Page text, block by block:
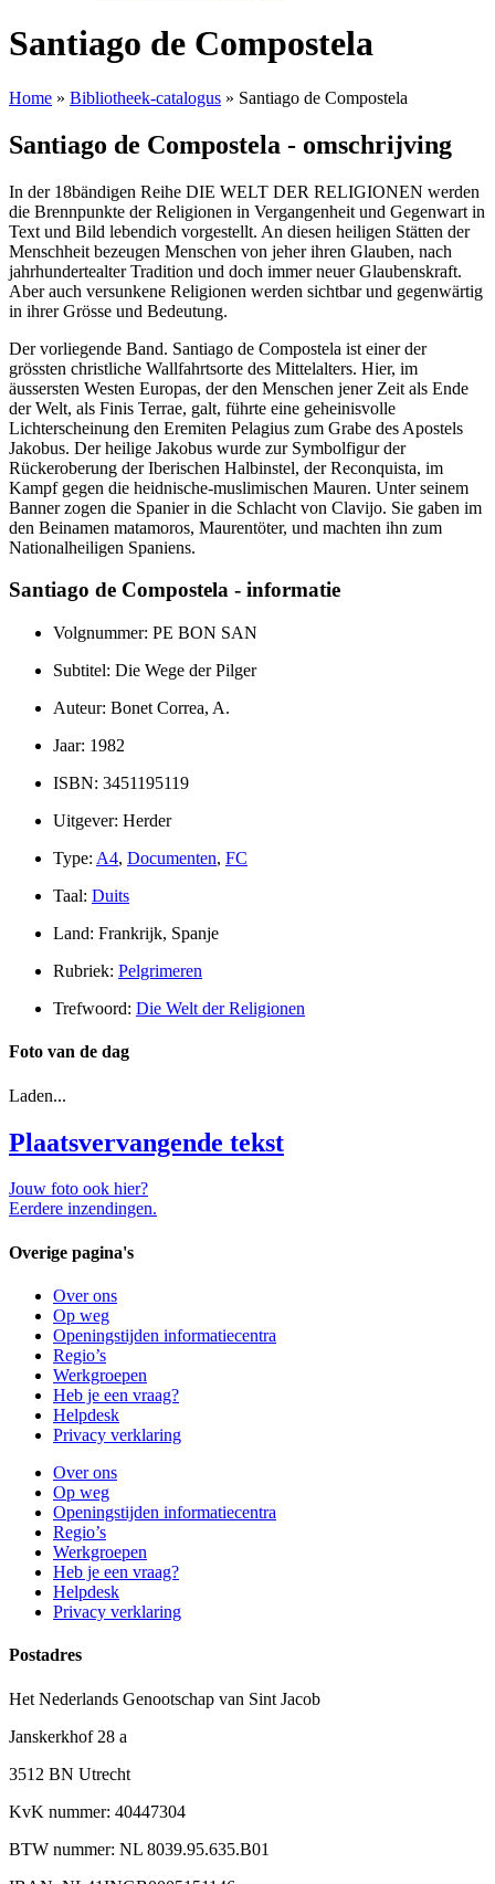
Santiago de Compostela
Home » Bibliotheek-catalogus » Santiago de Compostela
Santiago de Compostela - omschrijving
In der 18bändigen Reihe DIE WELT DER RELIGIONEN werden
die Brennpunkte der Religionen in Vergangenheit und Gegenwart in
Text und Bild lebendich vorgestellt. An diesen heiligen Stätten der
Menschheit bezeugen Menschen von jeher ihren Glauben, nach
jahrhundertealter Tradition und doch immer neuer Glaubenskraft.
Aber auch versunkene Religionen werden sichtbar und gegenwärtig
in ihrer Grösse und Bedeutung.
Der vorliegende Band. Santiago de Compostela ist einer der
grössten christliche Wallfahrtsorte des Mittelalters. Hier, im
äussersten Westen Europas, der den Menschen jener Zeit als Ende
der Welt, als Finis Terrae, galt, führte eine geheinisvolle
Lichterscheinung den Eremiten Pelagius zum Grabe des Apostels
Jakobus. Der heilige Jakobus wurde zur Symbolfigur der
Rückeroberung der Iberischen Halbinstel, der Reconquista, im
Kampf gegen die heidnische-muslimischen Mauren. Unter seinem
Banner zogen die Spanier in die Schlacht von Clavijo. Sie gaben im
den Beinamen matamoros, Maurentöter, und machten ihn zum
Nationalheiligen Spaniens.
Santiago de Compostela - informatie
Volgnummer: PE BON SAN
Subtitel: Die Wege der Pilger
Auteur: Bonet Correa, A.
Jaar: 1982
ISBN: 3451195119
Uitgever: Herder
Type: A4, Documenten, FC
Taal: Duits
Land: Frankrijk, Spanje
Rubriek: Pelgrimeren
Trefwoord: Die Welt der Religionen
Foto van de dag
Laden...
Plaatsvervangende tekst
Jouw foto ook hier?
Eerdere inzendingen.
Overige pagina's
Over ons
Op weg
Openingstijden informatiecentra
Regio’s
Werkgroepen
Heb je een vraag?
Helpdesk
Privacy verklaring
Over ons
Op weg
Openingstijden informatiecentra
Regio’s
Werkgroepen
Heb je een vraag?
Helpdesk
Privacy verklaring
Postadres
Het Nederlands Genootschap van Sint Jacob
Janskerkhof 28 a
3512 BN Utrecht
KvK nummer: 40447304
BTW nummer: NL 8039.95.635.B01